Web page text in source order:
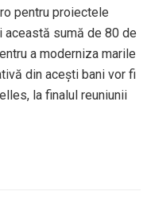
pentru proiectele
această sumă de 80 de
a moderniza marile
din aceşti bani vor fi
la finalul reuniunii